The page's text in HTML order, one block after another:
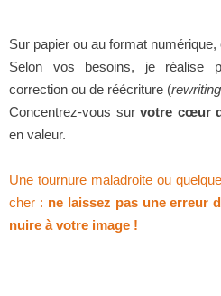
Sur papier ou au format numérique,
Selon vos besoins, je réalise
correction ou de réécriture (rewriting
Concentrez-vous survotre cœur
en valeur.
Une tournure maladroite ou
cher : ne laissez pas une erreur
nuire à votre image !